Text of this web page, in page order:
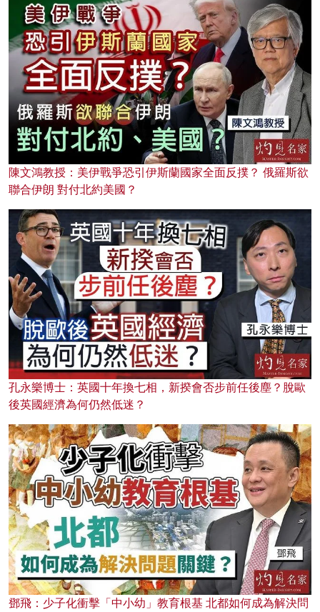
陳文鴻教授：美伊戰爭恐引伊斯蘭國家全面反撲？ 俄羅斯欲
聯合伊朗 對付北約美國？
孔永樂博士：英國十年換七相，新揆會否步前任後塵？脫歐
後英國經濟為何仍然低迷？
鄧飛：少子化衝擊「中小幼」教育根基 北都如何成為解決問